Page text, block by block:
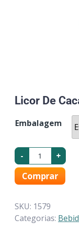
Licor De
Embalagem
- +
Comprar
SKU: 1579
Categorias: